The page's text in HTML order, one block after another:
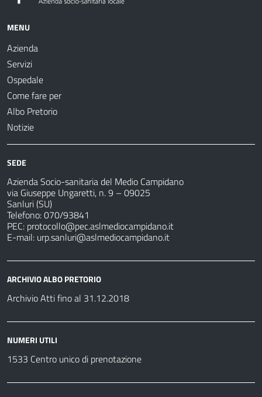
MENU
Azienda
Servizi
Ospedale
Come fare per
Albo Pretorio
Notizie
SEDE
Azienda Socio-sanitaria del Medio Campidano
via Giuseppe Ungaretti, n. 9 – 09025
Sanluri (SU)
Telefono: 070/93841
PEC: protocollo@pec.aslmediocampidano.it
E-mail: urp.sanluri@aslmediocampidano.it
ARCHIVIO ALBO PRETORIO
Archivio Atti fino al 31.12.2018
NUMERI UTILI
1533 Centro unico di prenotazione